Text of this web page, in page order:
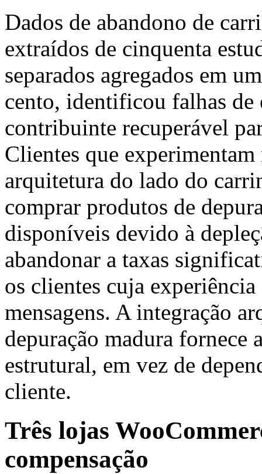
Dados de abandono de
extraídos de cinquenta
separados agregados em
cento, identificou falhas de
contribuinte recuperável
Clientes que experimentam
arquitetura do lado do
comprar produtos de
disponíveis devido à
abandonar a taxas
os clientes cuja
mensagens. A integração
depuração madura fornece
estrutural, em vez de
cliente.
Três lojas
compensação